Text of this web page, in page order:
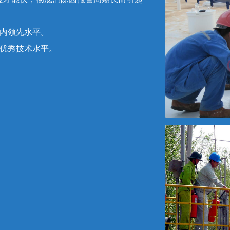
领先水平。
秀技术水平。